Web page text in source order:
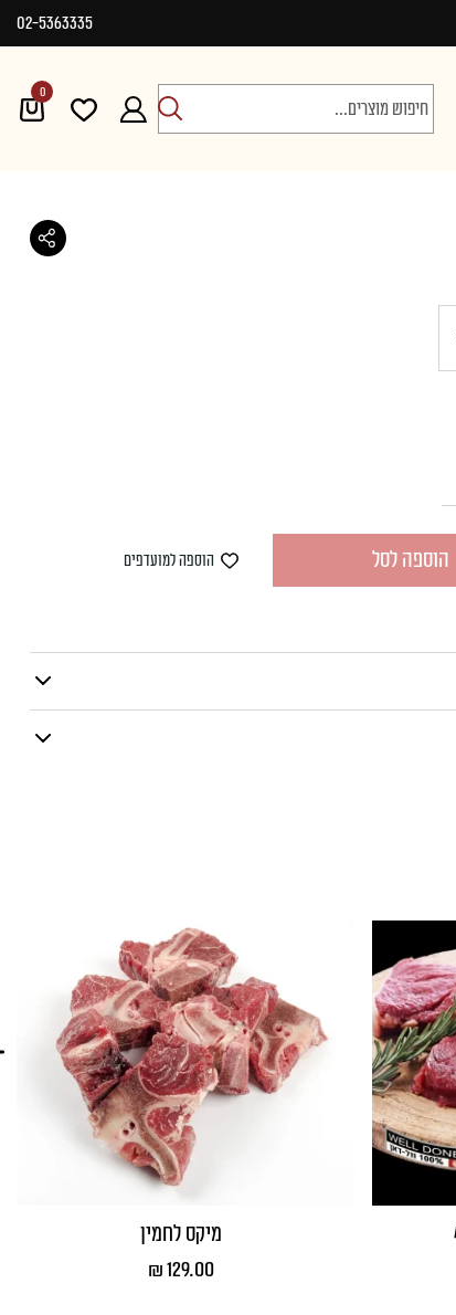
02-5363335
חיפוש
0
הוספה לסל הוספה למועדפים
מיקס לחמין
₪129.00